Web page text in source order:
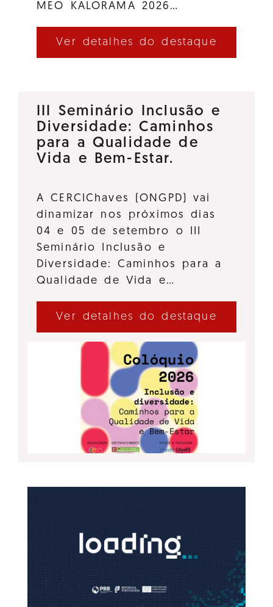
MEO KALORAMA 2026…
Ver detalhes do destaque
III Seminário Inclusão e
Diversidade: Caminhos
para a Qualidade de
Vida e Bem-Estar.
A CERCIChaves (ONGPD) vai
dinamizar nos próximos dias
04 e 05 de setembro o III
Seminário Inclusão e
Diversidade: Caminhos para a
Qualidade de Vida e…
Ver detalhes do destaque